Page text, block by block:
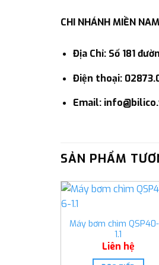
CHI NHÁNH MIỀN NAM
Địa Chỉ: Số 181
Điện thoại:
Email:
SẢN PHẨM
Máy bơm chìm
1.1
Liên hệ